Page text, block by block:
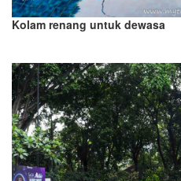
Kolam renang untuk dewasa